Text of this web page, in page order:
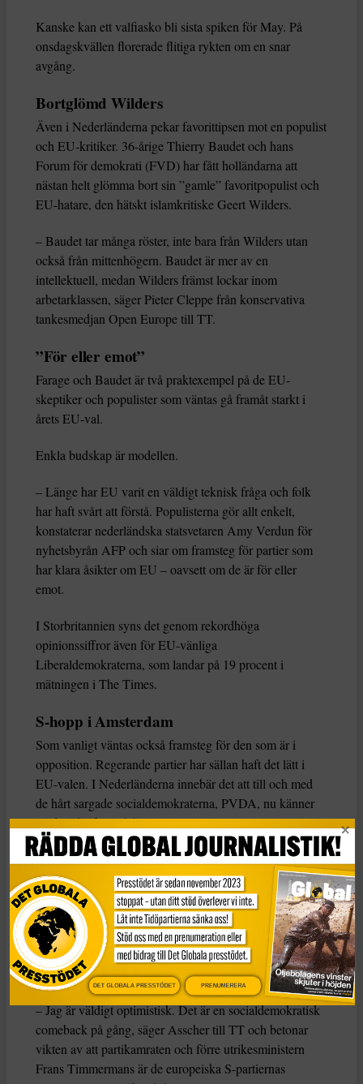
Kanske kan ett valfiasko bli sista spiken för May. På
onsdagskvällen florerade flitiga rykten om en snar
avgång.
Bortglömd Wilders
Även i Nederländerna pekar favorittipsen mot en populist
och EU-kritiker. 36-årige Thierry Baudet och hans
Forum för demokrati (FVD) har fått holländarna att
nästan helt glömma bort sin ”gamle” favoritpopulist och
EU-hatare, den hätskt islamkritiske Geert Wilders.
– Baudet tar många röster, inte bara från Wilders utan
också från mittenhögern. Baudet är mer av en
intellektuell, medan Wilders främst lockar inom
arbetarklassen, säger Pieter Cleppe från konservativa
tankesmedjan Open Europe till TT.
”För eller emot”
Farage och Baudet är två praktexempel på de EU-
skeptiker och populister som väntas gå framåt starkt i
årets EU-val.
Enkla budskap är modellen.
– Länge har EU varit en väldigt teknisk fråga och folk
har haft svårt att förstå. Populisterna gör allt enkelt,
konstaterar nederländska statsvetaren Amy Verdun för
nyhetsbyrån AFP och siar om framsteg för partier som
har klara åsikter om EU – oavsett om de är för eller
emot.
I Storbritannien syns det genom rekordhöga
opinionssiffror även för EU-vänliga
Liberaldemokraterna, som landar på 19 procent i
mätningen i The Times.
S-hopp i Amsterdam
Som vanligt väntas också framsteg för den som är i
opposition. Regerande partier har sällan haft det lätt i
EU-valen. I Nederländerna innebär det att till och med
de hårt sargade socialdemokraterna, PVDA, nu känner
medvind, efter två år i opposition.
– Orättvisorna är stora och växer allt mer. Folk har svårt
att hitta lägenheter och långsiktiga jobb, valtalar EU-
parlamentskandidaten Paul Tang utanför centralstationen
i Amsterdam.
Plötsligt får han sällskap av sin partiledare Lodewijk
Asscher, som är på väg till tåget.
– Jag är väldigt optimistisk. Det är en socialdemokratisk
comeback på gång, säger Asscher till TT och betonar
vikten av att partikamraten och förre utrikesministern
Frans Timmermans är de europeiska S-partiernas
DET GLOBALA PRESSTÖDET PRENUMERERA